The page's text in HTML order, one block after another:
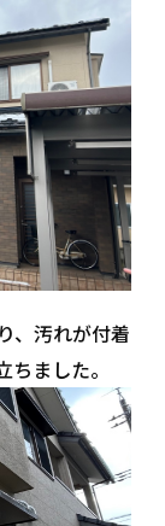
、汚れが付着
ました。